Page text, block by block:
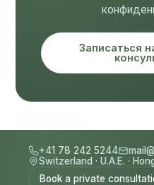
Записаться
+41 78 242 5244
Switzerland · U.A.E. ·
Book a private